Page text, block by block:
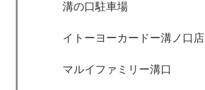
溝の口駐車場
イトーヨーカードー溝ノ口店
マルイファミリー溝口